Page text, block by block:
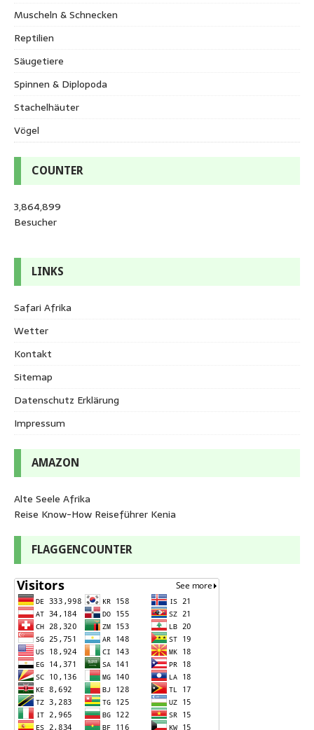
Muscheln & Schnecken
Reptilien
Säugetiere
Spinnen & Diplopoda
Stachelhäuter
Vögel
COUNTER
3,864,899
Besucher
LINKS
Safari Afrika
Wetter
Kontakt
Sitemap
Datenschutz Erklärung
Impressum
AMAZON
Alte Seele Afrika
Reise Know-How Reiseführer Kenia
FLAGGENCOUNTER